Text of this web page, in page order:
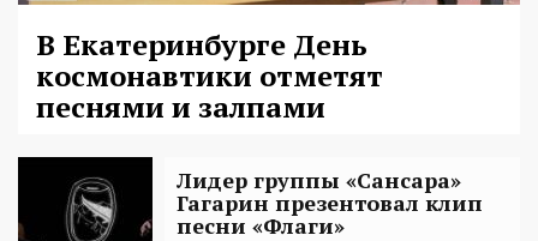
В Екатеринбурге День
космонавтики отметят
песнями и залпами
Лидер группы «Сансара»
Гагарин презентовал клип
песни «Флаги»